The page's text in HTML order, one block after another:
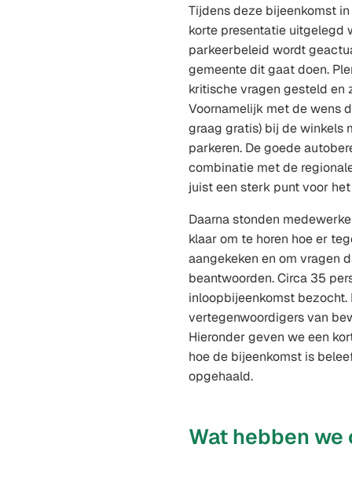
Tijdens deze bijeenkomst
korte presentatie uitgelegd
parkeerbeleid wordt
gemeente dit gaat doen.
kritische vragen gesteld en
Voornamelijk met de wens
graag gratis) bij de winkels
parkeren. De goede
combinatie met de
juist een sterk punt voor
Daarna stonden
klaar om te horen hoe er
aangekeken en om vragen
beantwoorden. Circa 35
inloopbijeenkomst bezocht.
vertegenwoordigers van
Hieronder geven we een
hoe de bijeenkomst is
opgehaald.
Wat hebben